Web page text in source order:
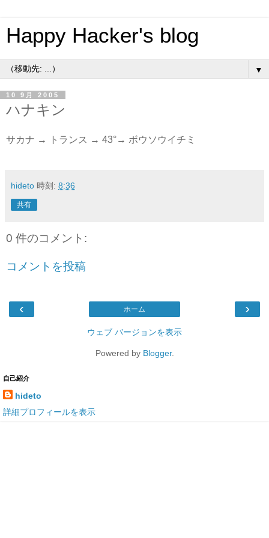
Happy Hacker's blog
▼
10 9月 2005
ハナキン
サカナ → トランス → 43°→ ボウソウイチミ
hideto 時刻: 8:36
共有
0 件のコメント:
コメントを投稿
‹ ›
ホーム
ウェブ バージョンを表示
Powered by Blogger.
自己紹介
hideto
詳細プロフィールを表示